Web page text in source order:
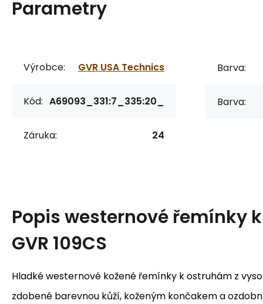
Parametry
Výrobce: GVR USA Technics
Kód: A69093_331:7_335:20_
Záruka: 24
Barva:
Barva:
Popiswesternové řemínky
GVR 109CS
Hladké westernové kožené řemínky k ostruhám z
zdobené barevnou kůží, koženým končakem a